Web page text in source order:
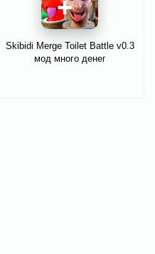
Skibidi Merge Toilet Battle v0.3
мод много денег